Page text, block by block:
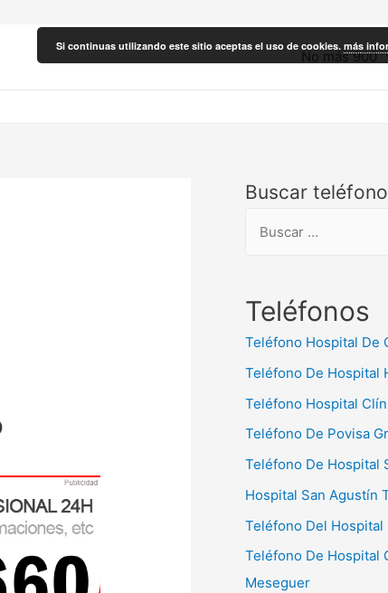
No más 900
Buscar
c
Teléfonos
Teléfono Hospital De
Teléfono De Hospital
Teléfono Hospital
Teléfono De Povisa
Teléfono De Hospital
Hospital San Agustín
Teléfono Del Hospital
Teléfono De Hospital
Meseguer
Si continuas utilizando este sitio aceptas el uso de cookies. más